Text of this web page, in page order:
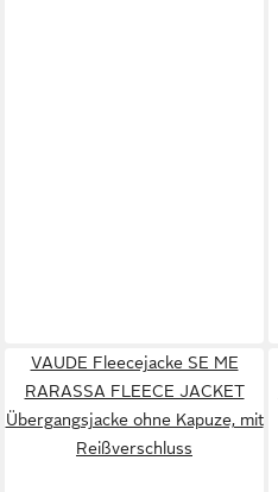
VAUDE Fleecejacke SE ME
RARASSA FLEECE JACKET
Übergangsjacke ohne Kapuze, mit
Reißverschluss